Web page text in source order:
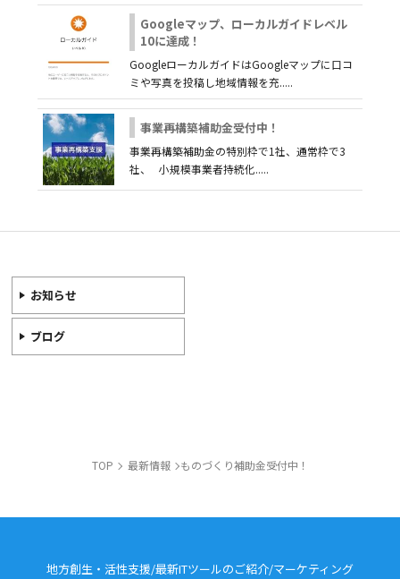
Googleマップ、ローカルガイドレベル
10に達成！
GoogleローカルガイドはGoogleマップに口コ
ミや写真を投稿し地域情報を充.....
事業再構築補助金受付中！
事業再構築補助金の特別枠で1社、通常枠で3
社、 小規模事業者持続化.....
お知らせ
ブログ
TOP 最新情報 ものづくり補助金受付中！
地方創生・活性支援/最新ITツールのご紹介/マーケティング